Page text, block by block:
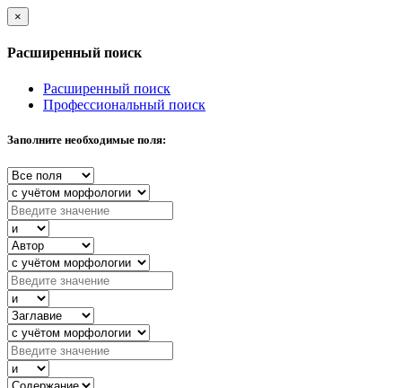
×
Расширенный поиск
Расширенный поиск
Профессиональный поиск
Заполните необходимые поля: